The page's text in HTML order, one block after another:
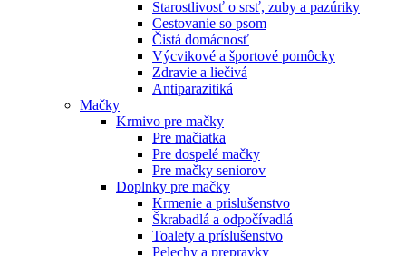
Starostlivosť o srsť, zuby a pazúriky
Cestovanie so psom
Čistá domácnosť
Výcvikové a športové pomôcky
Zdravie a liečivá
Antiparazitiká
Mačky
Krmivo pre mačky
Pre mačiatka
Pre dospelé mačky
Pre mačky seniorov
Doplnky pre mačky
Krmenie a prislušenstvo
Škrabadlá a odpočívadlá
Toalety а príslušenstvo
Pelechy a prepravky